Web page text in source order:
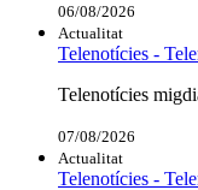
06/08/2026
Actualitat
Telenotícies -
Telenotícies
07/08/2026
Actualitat
Telenotícies -